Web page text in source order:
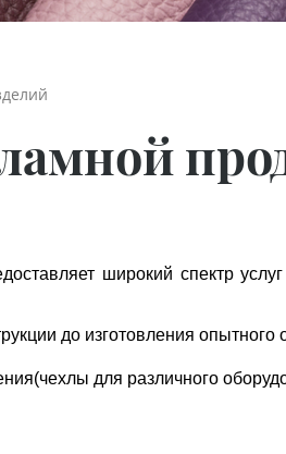
широкий спектр
до изготовления опытного
для различного